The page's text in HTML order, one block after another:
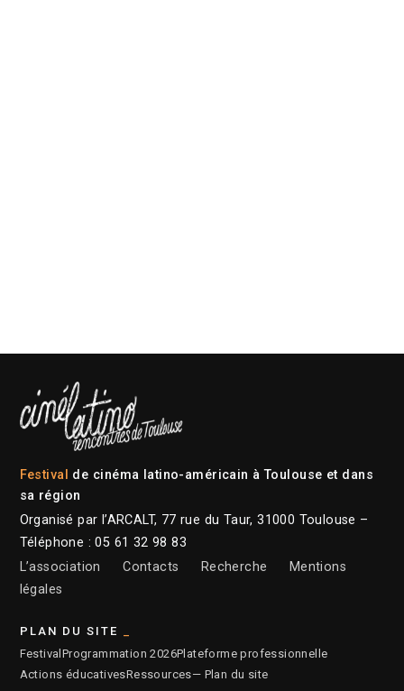
Festival de cinéma latino-américain à Toulouse et dans
sa région
Organisé par l’ARCALT, 77 rue du Taur, 31000 Toulouse –
Téléphone : 05 61 32 98 83
L’association
Contacts Recherche
Mentions
légales
PLAN DU SITE
Festival Programmation 2026Plateforme professionnelle
Actions éducativesRessources— Plan du site